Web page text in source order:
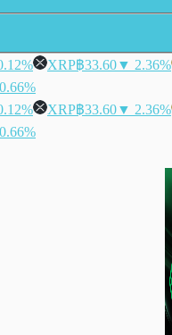
XRP฿33.60▼ 2.36%
XRP฿33.60▼ 2.36%